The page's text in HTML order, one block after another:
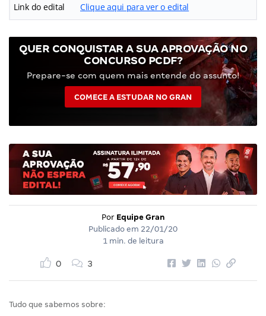
Link do edital Clique aqui para ver o edital
QUER CONQUISTAR A SUA APROVAÇÃO NO
CONCURSO PCDF?
Prepare-se com quem mais entende do assunto!
COMECE A ESTUDAR NO GRAN
Por Equipe Gran
Publicado em 22/01/20
1 min. de leitura
0 3
Tudo que sabemos sobre: